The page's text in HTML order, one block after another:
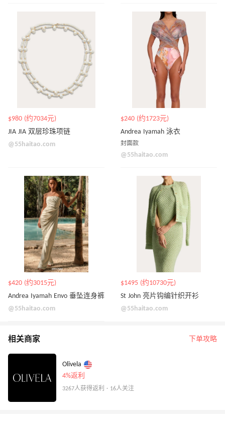
$980 (约7034元)
JIA JIA 双层珍珠项链
@55haitao.com
$240 (约1723元)
Andrea Iyamah 泳衣
封面款
@55haitao.com
$420 (约3015元)
Andrea Iyamah Envo 垂坠连身裤
@55haitao.com
$1495 (约10730元)
St John 亮片钩编针织开衫
@55haitao.com
相关商家 下单攻略
Olivela
4%返利
3267人获得返利 · 16人关注